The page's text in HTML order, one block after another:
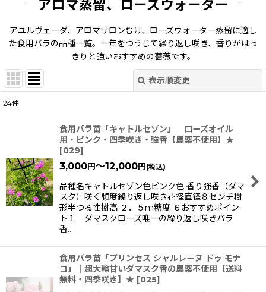
アロマ蒸留、ローズウォーター
アユルヴェーダ、アロマサロンむけ、ローズウォーター蒸留に適し
た食用バラの品種一覧。一年をつうじて繰り返し咲き、香りがはっ
きりと強いおすすめの薔薇です。
表示順変更
絞り込む
24件
食用バラ苗「キャトルセゾン」｜ローズオイル
用・ピンク・四季咲き・強香【農薬不使用】★
[029]
3,000円～12,000円 (税込)
品種名キャトルセゾン色ピンク色 香り強香（ダマ
スク）咲く頻度繰り返し咲き花径直径８センチ樹
形半つる性樹高 ２．５m糖度 ６おすすめポイン
ト１ ダマスクローズ唯一の繰り返し咲きバラ
香…
食用バラ苗「プリンセス シャルレーヌ ドゥ モナ
コ」｜超大輪甘いダマスク香の農薬不使用【送料
無料・四季咲き】★ [025]